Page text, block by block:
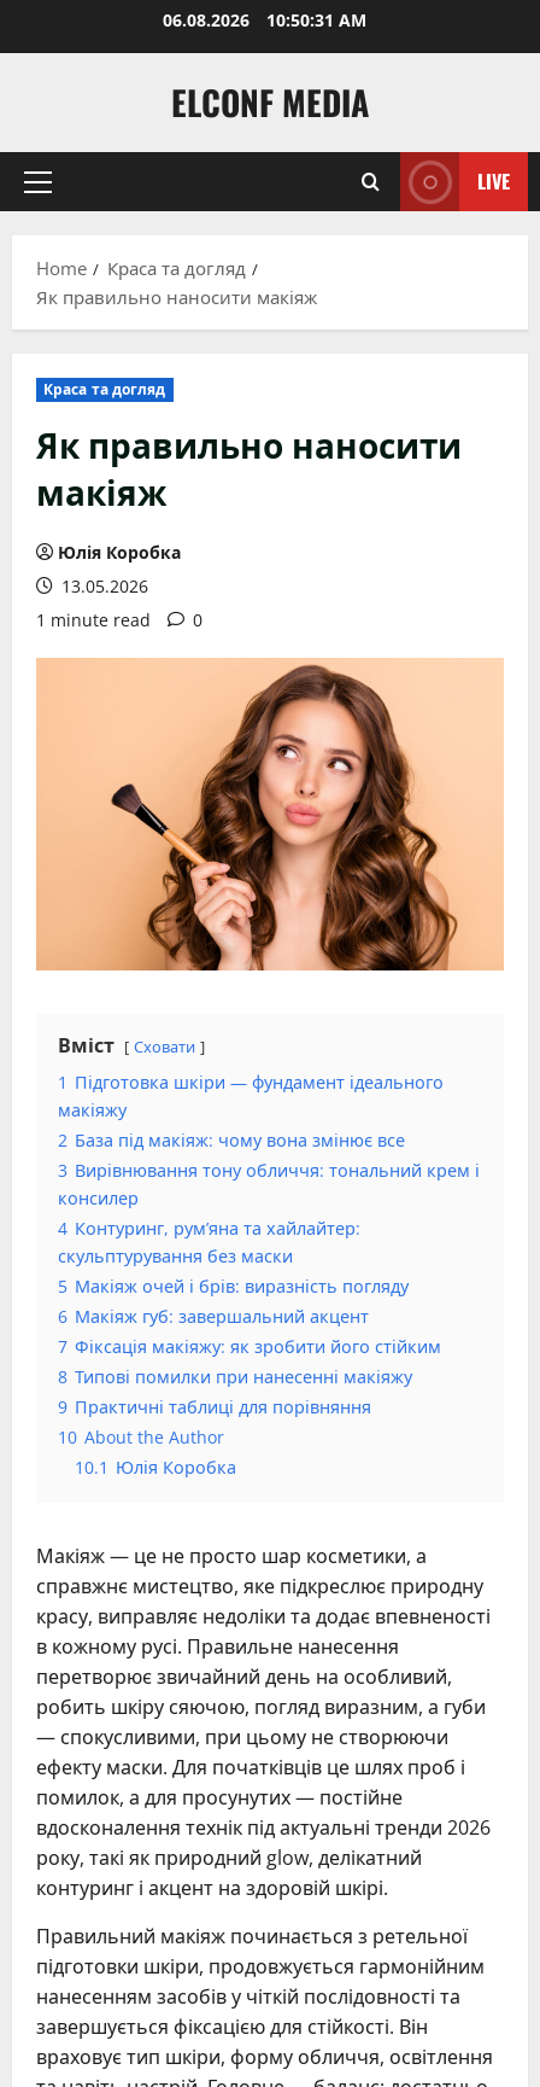
06.08.2026 10:50:32 AM
ELCONF MEDIA
Primary
LIVE
Home
Краса та догляд
Як правильно наносити макіяж
Краса та догляд
Як правильно наносити
макіяж
Юлія Коробка
13.05.2026
1 minute read
0
Вміст Сховати
1 Підготовка шкіри — фундамент ідеального
макіяжу
2 База під макіяж: чому вона змінює все
3 Вирівнювання тону обличчя: тональний крем і
консилер
4 Контуринг, рум’яна та хайлайтер:
скульптурування без маски
5 Макіяж очей і брів: виразність погляду
6 Макіяж губ: завершальний акцент
7 Фіксація макіяжу: як зробити його стійким
8 Типові помилки при нанесенні макіяжу
9 Практичні таблиці для порівняння
10 About the Author
10.1 Юлія Коробка
Макіяж — це не просто шар косметики, а
справжнє мистецтво, яке підкреслює природну
красу, виправляє недоліки та додає впевненості
в кожному русі. Правильне нанесення
перетворює звичайний день на особливий,
робить шкіру сяючою, погляд виразним, а губи
— спокусливими, при цьому не створюючи
ефекту маски. Для початківців це шлях проб і
помилок, а для просунутих — постійне
вдосконалення технік під актуальні тренди 2026
року, такі як природний glow, делікатний
контуринг і акцент на здоровій шкірі.
Правильний макіяж починається з ретельної
підготовки шкіри, продовжується гармонійним
нанесенням засобів у чіткій послідовності та
завершується фіксацією для стійкості. Він
враховує тип шкіри, форму обличчя, освітлення